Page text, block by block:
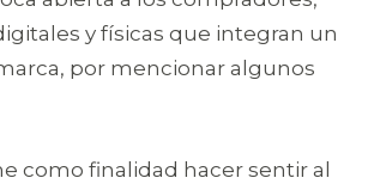
y físicas que integran un
por mencionar algunos
como finalidad hacer sentir al